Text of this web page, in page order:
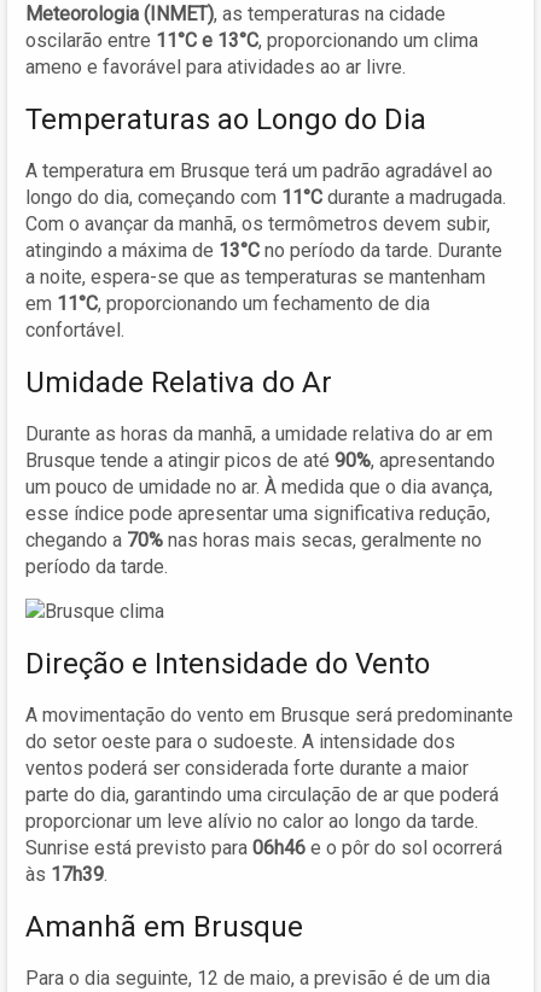
Meteorologia (INMET), as temperaturas na cidade
oscilarão entre 11°C e 13°C, proporcionando um clima
ameno e favorável para atividades ao ar livre.
Temperaturas ao Longo do Dia
A temperatura em Brusque terá um padrão agradável ao
longo do dia, começando com 11°C durante a madrugada.
Com o avançar da manhã, os termômetros devem subir,
atingindo a máxima de 13°C no período da tarde. Durante
a noite, espera-se que as temperaturas se mantenham
em 11°C, proporcionando um fechamento de dia
confortável.
Umidade Relativa do Ar
Durante as horas da manhã, a umidade relativa do ar em
Brusque tende a atingir picos de até 90%, apresentando
um pouco de umidade no ar. À medida que o dia avança,
esse índice pode apresentar uma significativa redução,
chegando a 70% nas horas mais secas, geralmente no
período da tarde.
Direção e Intensidade do Vento
A movimentação do vento em Brusque será predominante
do setor oeste para o sudoeste. A intensidade dos
ventos poderá ser considerada forte durante a maior
parte do dia, garantindo uma circulação de ar que poderá
proporcionar um leve alívio no calor ao longo da tarde.
Sunrise está previsto para 06h46 e o pôr do sol ocorrerá
às 17h39.
Amanhã em Brusque
Para o dia seguinte, 12 de maio, a previsão é de um dia